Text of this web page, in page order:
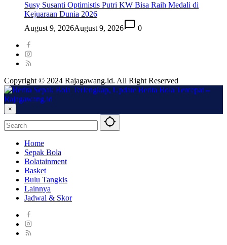
Susy Susanti Optimistis Putri KW Bisa Raih Medali di
Kejuaraan Dunia 2026
August 9, 2026August 9, 2026 0
Copyright © 2024 Rajagawang.id. All Right Reserved
×
Home
Sepak Bola
Bolatainment
Basket
Bulu Tangkis
Lainnya
Jadwal & Skor